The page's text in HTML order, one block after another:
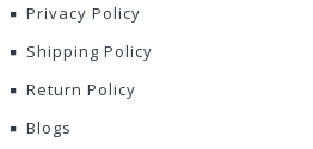
Privacy Policy
Shipping Policy
Return Policy
Blogs